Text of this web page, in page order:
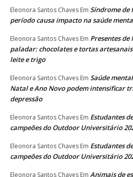
Eleonora Santos Chaves Em Síndrome de
período causa impacto na saúde
Eleonora Santos Chaves Em Presentes
paladar: chocolates e tortas
leite e trigo
Eleonora Santos Chaves Em Saúde
Natal e Ano Novo podem intensificar
depressão
Eleonora Santos Chaves Em Estudantes
campeões do Outdoor Universitário
Eleonora Santos Chaves Em Estudantes
campeões do Outdoor Universitário
Eleonora Santos Chaves Em Animais de